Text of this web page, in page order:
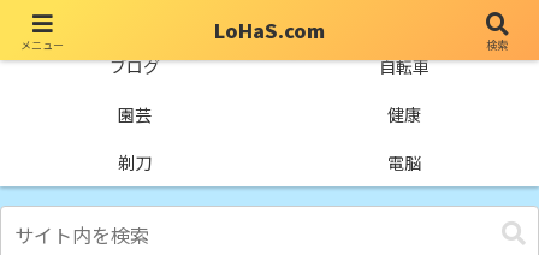
ブログ
自転車
園芸
健康
剃刀
電脳
メニュー
LoHaS.com
検索